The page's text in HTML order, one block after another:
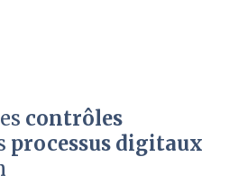
contrôles
processus digitaux